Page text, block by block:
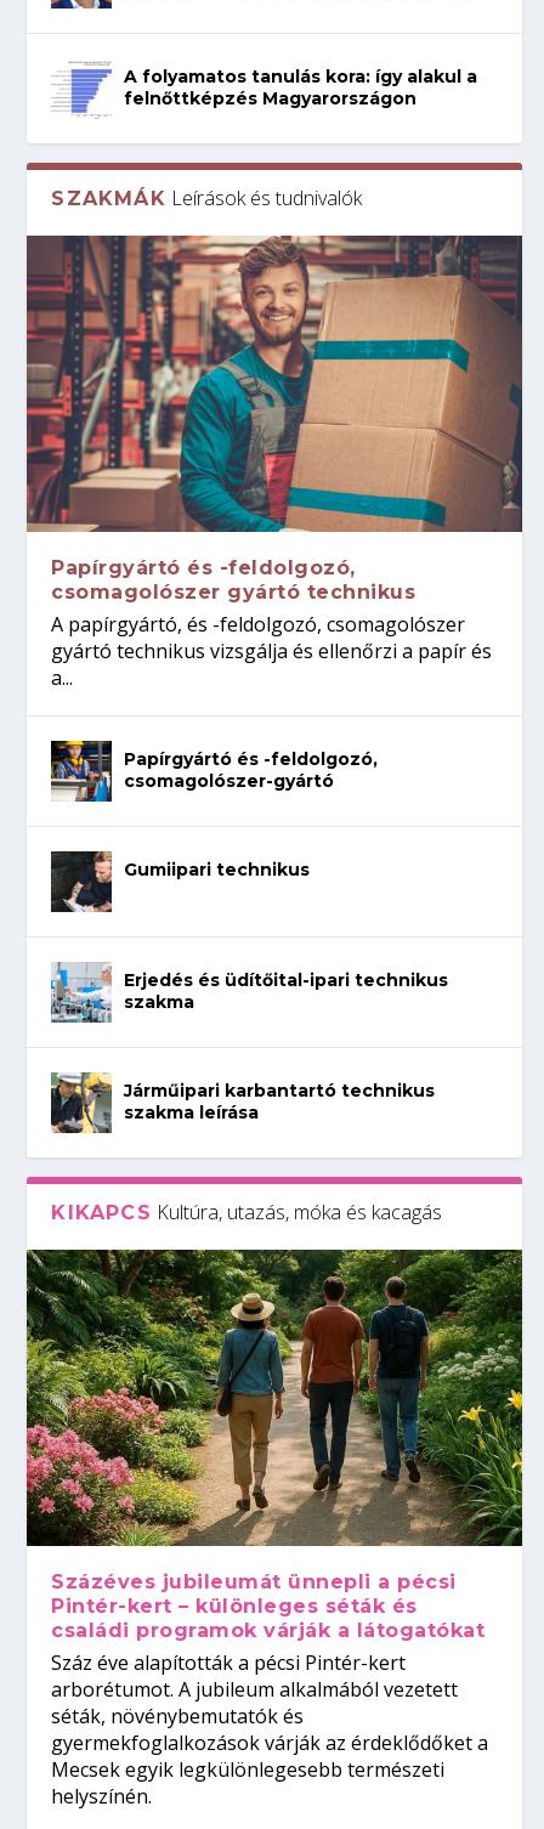
A folyamatos tanulás kora: így alakul a
felnőttképzés Magyarországon
SZAKMÁK Leírások és tudnivalók
Papírgyártó és -feldolgozó,
csomagolószer gyártó technikus
A papírgyártó, és -feldolgozó, csomagolószer
gyártó technikus vizsgálja és ellenőrzi a papír és
a...
Papírgyártó és -feldolgozó,
csomagolószer-gyártó
Gumiipari technikus
Erjedés és üdítőital-ipari technikus
szakma
Járműipari karbantartó technikus
szakma leírása
KIKAPCS Kultúra, utazás, móka és kacagás
Százéves jubileumát ünnepli a pécsi
Pintér-kert – különleges séták és
családi programok várják a látogatókat
Száz éve alapították a pécsi Pintér-kert
arborétumot. A jubileum alkalmából vezetett
séták, növénybemutatók és
gyermekfoglalkozások várják az érdeklődőket a
Mecsek egyik legkülönlegesebb természeti
helyszínén.